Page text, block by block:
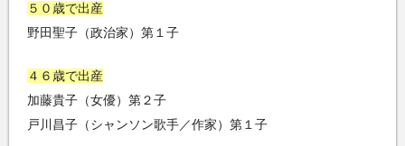
５０歳で出産
野田聖子（政治家）第１子
４６歳で出産
加藤貴子（女優）第２子
戸川昌子（シャンソン歌手／作家）第１子